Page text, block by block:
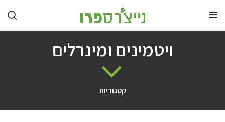
ויטמינים ומינרלים
קטגוריות